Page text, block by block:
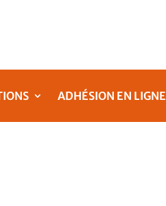
ADHÉSION EN LIGNE